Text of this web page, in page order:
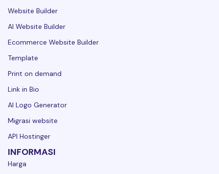
Website Builder
AI Website Builder
Ecommerce Website Builder
Template
Print on demand
Link in Bio
AI Logo Generator
Migrasi website
API Hostinger
INFORMASI
Harga